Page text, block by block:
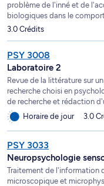
problème de l'inné et de
biologiques dans le
3.0 Crédits
PSY 3008
Laboratoire 2
Revue de la littérature sur
recherche choisi en
de recherche et rédaction
Horaire de jour
3.0
PSY 3033
Neuropsychologie
Traitement de l'information
microscopique et